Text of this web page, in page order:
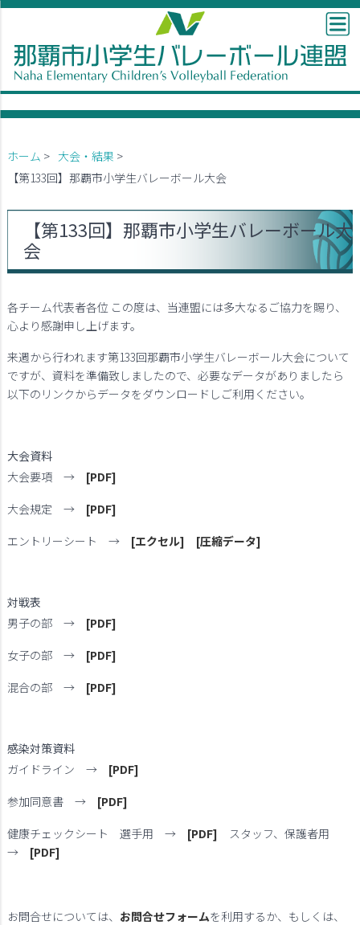
ホーム > 大会・結果 >
【第133回】那覇市小学生バレーボール大会
【第133回】那覇市小学生バレーボール大
会
各チーム代表者各位 この度は、当連盟には多大なるご協力を賜り、
心より感謝申し上げます。
来週から行われます第133回那覇市小学生バレーボール大会について
ですが、資料を準備致しましたので、必要なデータがありましたら
以下のリンクからデータをダウンロードしご利用ください。
大会資料
大会要項 → [PDF]
大会規定 → [PDF]
エントリーシート → [エクセル] [圧縮データ]
対戦表
男子の部 → [PDF]
女子の部 → [PDF]
混合の部 → [PDF]
感染対策資料
ガイドライン → [PDF]
参加同意書 → [PDF]
健康チェックシート 選手用 → [PDF] スタッフ、保護者用
→ [PDF]
お問合せについては、 お問合せフォームを利用するか、もしくは、